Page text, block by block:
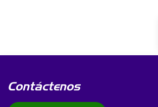
Contáctenos